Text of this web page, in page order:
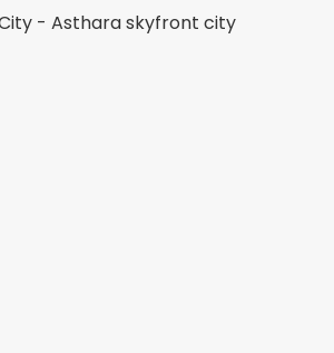
- Asthara skyfront city